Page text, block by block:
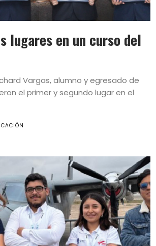
lugares en un curso del
Vargas, alumno y egresado de
el primer y segundo lugar en el